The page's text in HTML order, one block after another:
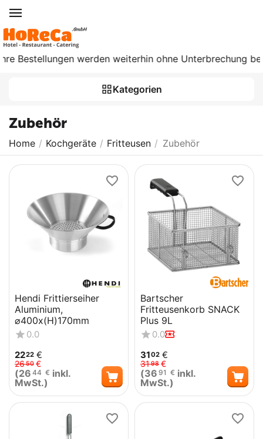
werden weiterhin ohne Unterbrechung
Kategorien
Zubehör
Home / Kochgeräte / Fritteusen / Zubehör
Hendi Frittierseiher
Aluminium,
⌀400x(H)170mm
0.0
2222 €
2650 €
(26 44 € inkl.
MwSt.)
Bartscher
Fritteusenkorb SNACK
Plus 9L
0.0
3102 €
3198 €
(36 91 € inkl.
MwSt.)